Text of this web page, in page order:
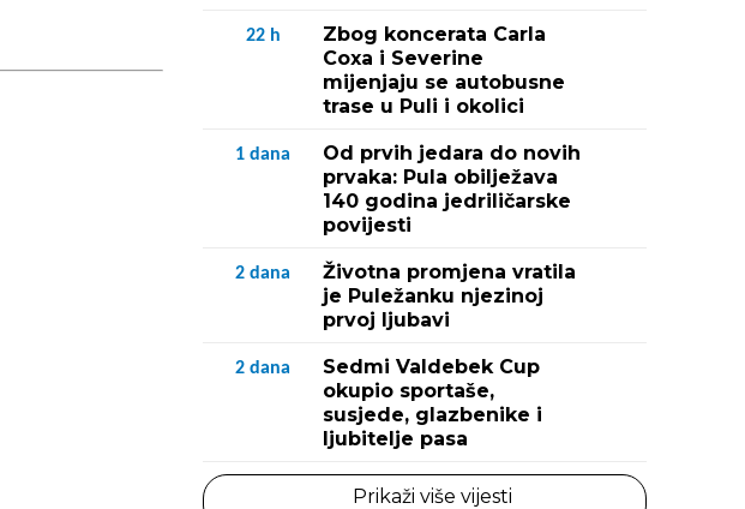
22 h
Zbog koncerata Carla
Coxa i Severine
mijenjaju se autobusne
trase u Puli i okolici
1 dana
Od prvih jedara do novih
prvaka: Pula obilježava
140 godina jedriličarske
povijesti
2 dana
Životna promjena vratila
je Puležanku njezinoj
prvoj ljubavi
2 dana
Sedmi Valdebek Cup
okupio sportaše,
susjede, glazbenike i
ljubitelje pasa
Prikaži više vijesti